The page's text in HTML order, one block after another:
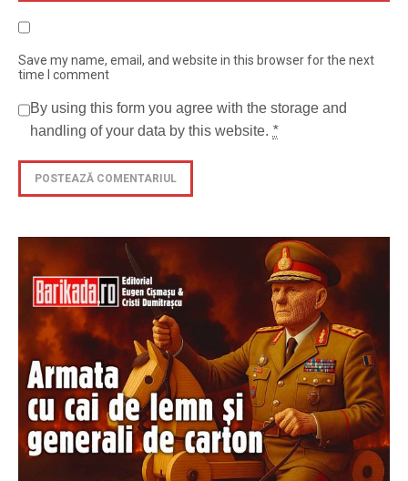
Save my name, email, and website in this browser for the next
time I comment
By using this form you agree with the storage and
handling of your data by this website. *